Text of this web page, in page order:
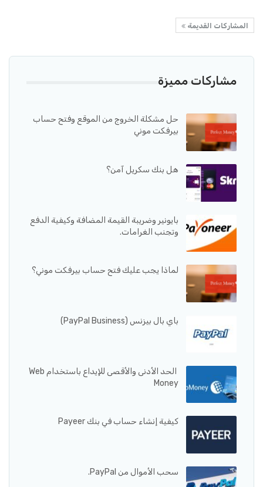
المشاركات القديمة
مشاركات مميزة
حل مشكلة الخروج من الموقع وفتح حساب
بيرفكت موني
هل بنك سكريل آمن؟
بايونير وضريبة القيمة المضافة وكيفية الدفع
وتجنب الغرامات.
لماذا يجب عليك فتح حساب بيرفكت موني؟
باي بال بيزنس (PayPal Business)
الحد الأدنى والأقصى للإيداع باستخدام Web
Money
كيفية إنشاء حساب في بنك Payeer
سحب الأموال من PayPal.